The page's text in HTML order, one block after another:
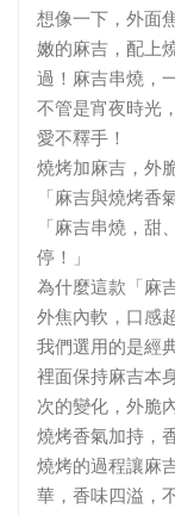
想像一下，外面
嫩的麻吉，配上
過！麻吉串燒，
不管是宵夜時光
愛不釋手！
燒烤加麻吉，外
「 麻吉與燒烤香
「 麻吉串燒，甜
停！」
為什麼這款「麻
外焦內軟，口感
我們選用的是經
裡面保持麻吉本
次的變化，外脆
燒烤香氣加持，
燒烤的過程讓麻
華，香味四溢，